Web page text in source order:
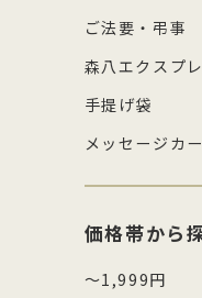
ご法要・弔事
森八エクスプ
手提げ袋
メッセージカ
価格帯から
～1,999円